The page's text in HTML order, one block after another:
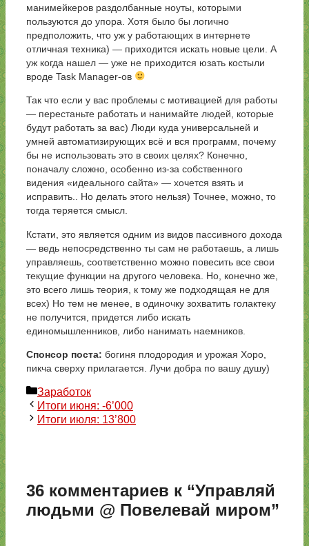
манимейкеров раздолбанные ноуты, которыми
пользуются до упора. Хотя было бы логично
предположить, что уж у работающих в интернете
отличная техника) — приходится искать новые цели. А
уж когда нашел — уже не приходится юзать костыли
вроде Task Manager-ов
Так что если у вас проблемы с мотивацией для работы
— перестаньте работать и нанимайте людей, которые
будут работать за вас) Люди куда универсальней и
умней автоматизирующих всё и вся программ, почему
бы не использовать это в своих целях? Конечно,
поначалу сложно, особенно из-за собственного
видения «идеального сайта» — хочется взять и
исправить.. Но делать этого нельзя) Точнее, можно, то
тогда теряется смысл.
Кстати, это является одним из видов пассивного дохода
— ведь непосредственно ты сам не работаешь, а лишь
управляешь, соответственно можно повесить все свои
текущие функции на другого человека. Но, конечно же,
это всего лишь теория, к тому же подходящая не для
всех) Но тем не менее, в одиночку зохватить голактеку
не получится, придется либо искать
единомышленников, либо нанимать наемников.
Спонсор поста: богиня плодородия и урожая Хоро,
пикча сверху прилагается. Лучи добра по вашу душу)
Рубрики
Заработок
Итоги июня: -6’000
Итоги июля: 13’800
36 комментариев к “Управляй
людьми @ Повелевай миром”